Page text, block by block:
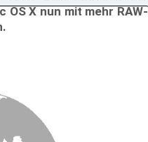
OS X nun mit mehr RAW-